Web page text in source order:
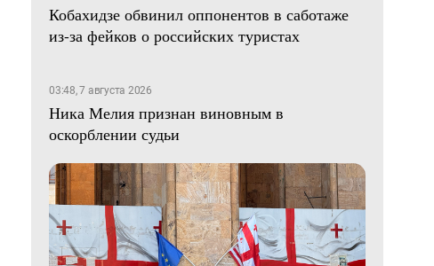
Кобахидзе обвинил оппонентов в саботаже
из-за фейков о российских туристах
03:48, 7 августа 2026
Ника Мелия признан виновным в
оскорблении судьи